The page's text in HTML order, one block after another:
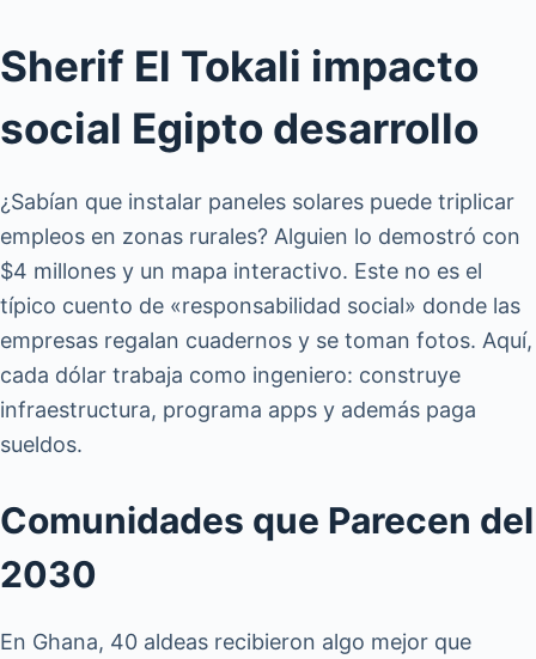
Sherif El Tokali impacto
social Egipto desarrollo
¿Sabían que instalar paneles solares puede triplicar
empleos en zonas rurales? Alguien lo demostró con
$4 millones y un mapa interactivo. Este no es el
típico cuento de «responsabilidad social» donde las
empresas regalan cuadernos y se toman fotos. Aquí,
cada dólar trabaja como ingeniero: construye
infraestructura, programa apps y además paga
sueldos.
Comunidades que Parecen del
2030
En Ghana, 40 aldeas recibieron algo mejor que